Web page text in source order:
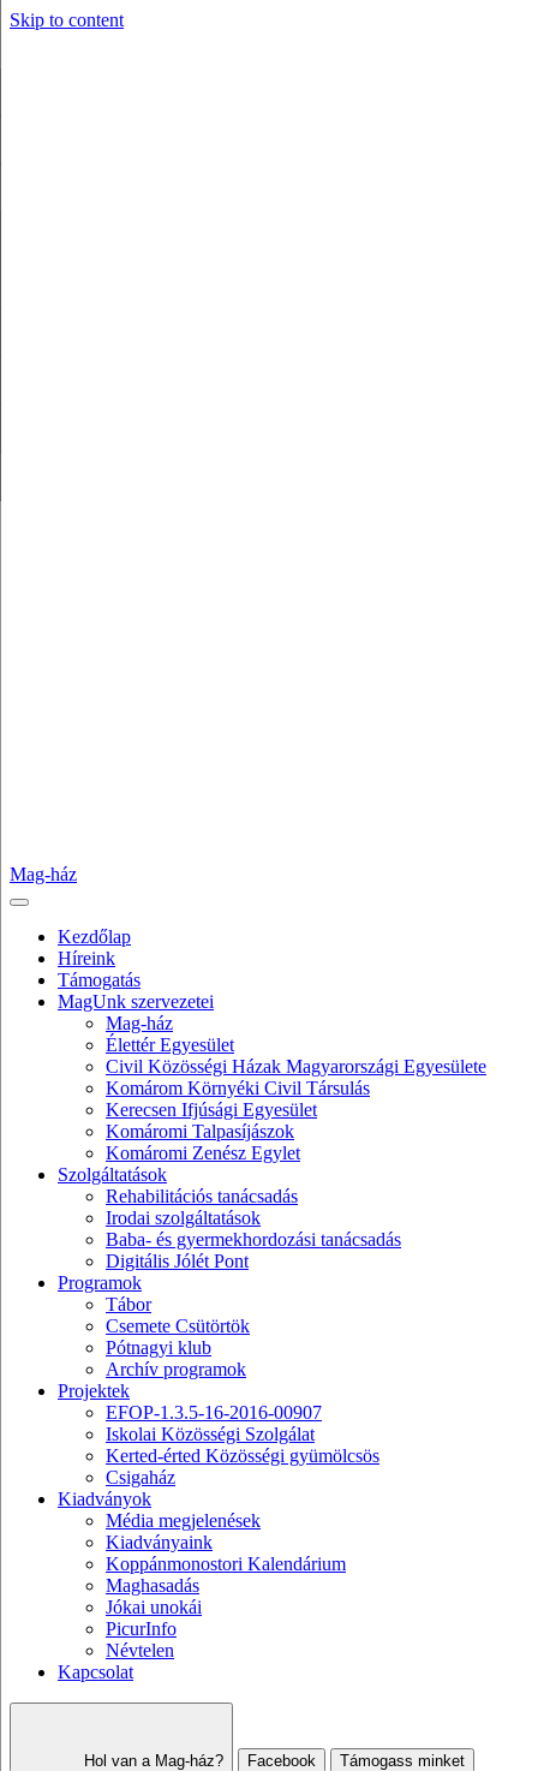
Skip to content
Mag-ház
Kezdőlap
Híreink
Támogatás
MagUnk szervezetei
Mag-ház
Élettér Egyesület
Civil Közösségi Házak Magyarországi Egyesülete
Komárom Környéki Civil Társulás
Kerecsen Ifjúsági Egyesület
Komáromi Talpasíjászok
Komáromi Zenész Egylet
Szolgáltatások
Rehabilitációs tanácsadás
Irodai szolgáltatások
Baba- és gyermekhordozási tanácsadás
Digitális Jólét Pont
Programok
Tábor
Csemete Csütörtök
Pótnagyi klub
Archív programok
Projektek
EFOP-1.3.5-16-2016-00907
Iskolai Közösségi Szolgálat
Kerted-érted Közösségi gyümölcsös
Csigaház
Kiadványok
Média megjelenések
Kiadványaink
Koppánmonostori Kalendárium
Maghasadás
Jókai unokái
PicurInfo
Névtelen
Kapcsolat
Hol van a Mag-ház? Facebook Támogass minket